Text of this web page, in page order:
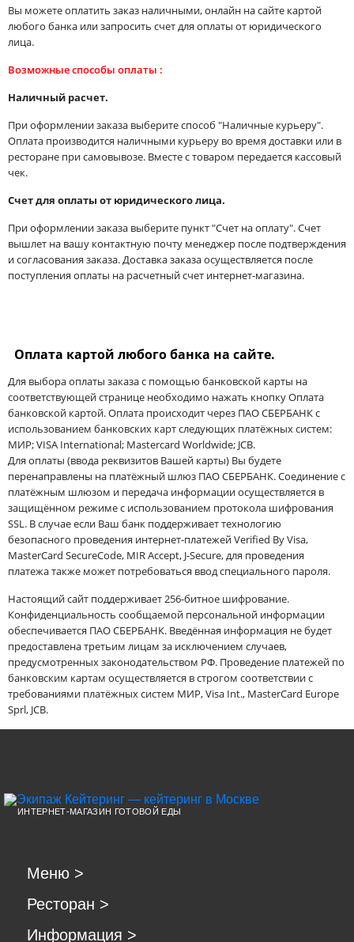
Вы можете оплатить заказ наличными, онлайн на сайте картой
любого банка или запросить счет для оплаты от юридического
лица.
Возможные способы оплаты :
Наличный расчет.
При оформлении заказа выберите способ "Наличные курьеру".
Оплата производится наличными курьеру во время доставки или в
ресторане при самовывозе. Вместе с товаром передается кассовый
чек.
Счет для оплаты от юридического лица.
При оформлении заказа выберите пункт "Счет на оплату". Счет
вышлет на вашу контактную почту менеджер после подтверждения
и согласования заказа. Доставка заказа осуществляется после
поступления оплаты на расчетный счет интернет-магазина.
Оплата картой любого банка на сайте.
Для выбора оплаты заказа с помощью банковской карты на
соответствующей странице необходимо нажать кнопку Оплата
банковской картой. Оплата происходит через ПАО СБЕРБАНК с
использованием банковских карт следующих платёжных систем:
МИР; VISA International; Mastercard Worldwide; JCB.
Для оплаты (ввода реквизитов Вашей карты) Вы будете
перенаправлены на платёжный шлюз ПАО СБЕРБАНК. Соединение с
платёжным шлюзом и передача информации осуществляется в
защищённом режиме с использованием протокола шифрования
SSL. В случае если Ваш банк поддерживает технологию
безопасного проведения интернет-платежей Verified By Visa,
MasterCard SecureCode, MIR Accept, J-Secure, для проведения
платежа также может потребоваться ввод специального пароля.
Настоящий сайт поддерживает 256-битное шифрование.
Конфиденциальность сообщаемой персональной информации
обеспечивается ПАО СБЕРБАНК. Введённая информация не будет
предоставлена третьим лицам за исключением случаев,
предусмотренных законодательством РФ. Проведение платежей по
банковским картам осуществляется в строгом соответствии с
требованиями платёжных систем МИР, Visa Int., MasterCard Europe
Sprl, JCB.
ИНТЕРНЕТ-МАГАЗИН ГОТОВОЙ ЕДЫ
Меню >
Ресторан >
Информация >